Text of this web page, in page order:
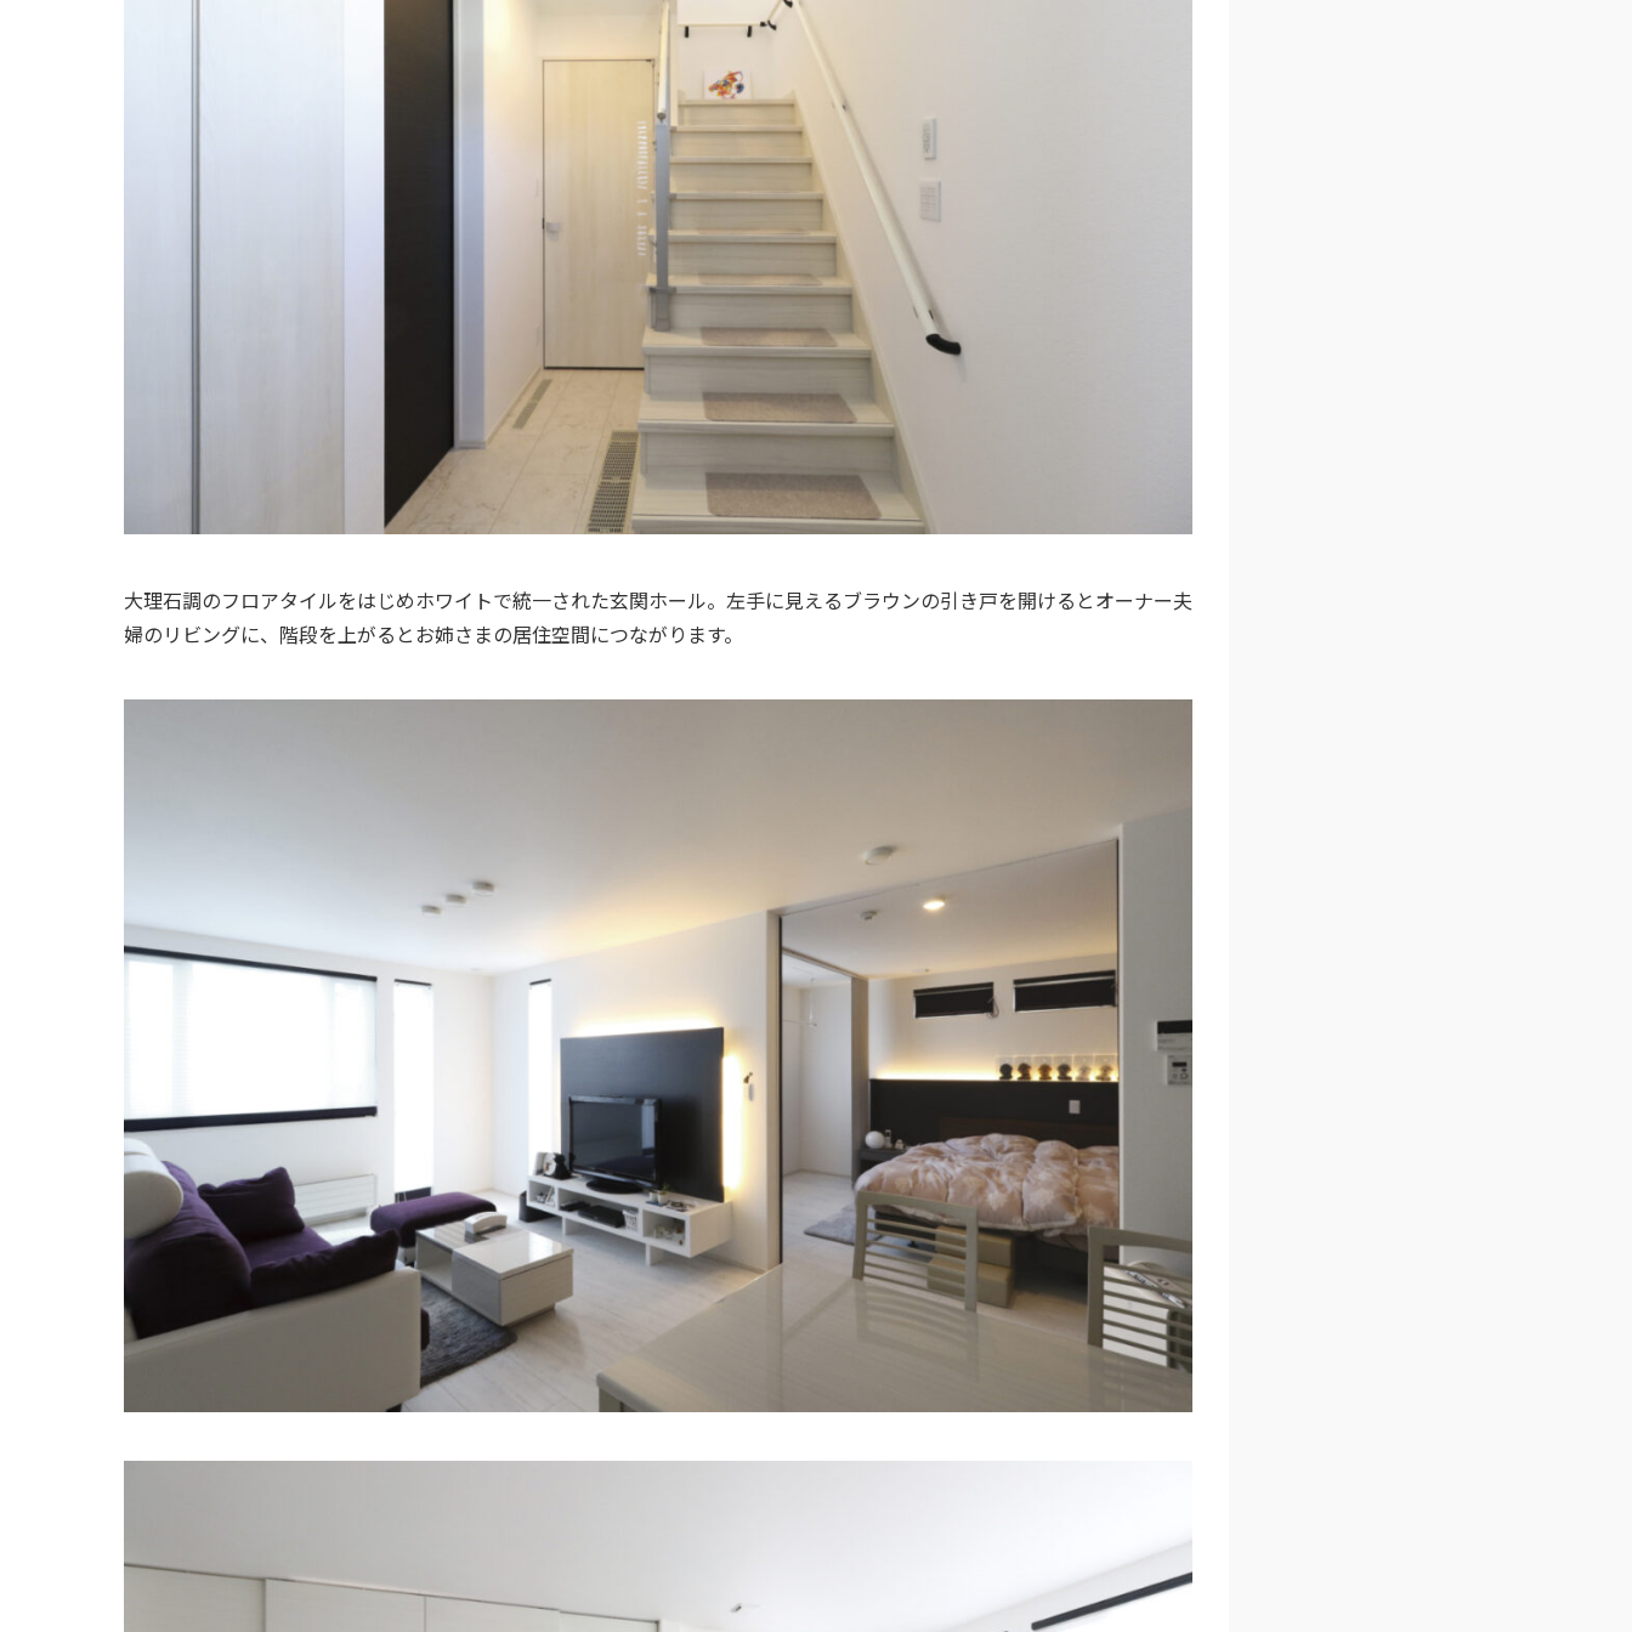
大理石調のフロアタイルをはじめホワイトで統一された玄関ホール。左手に見えるブラウンの引き戸を開けるとオーナー夫
婦のリビングに、階段を上がるとお姉さまの居住空間につながります。